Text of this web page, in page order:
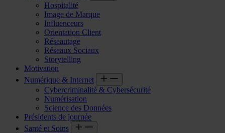
Hospitalité
Image de Marque
Influenceurs
Orientation Client
Réseautage
Réseaux Sociaux
Storytelling
Motivation
Numérique & Internet
Cybercriminalité & Cybersécurité
Numérisation
Science des Données
Présidents de journée
Santé et Soins